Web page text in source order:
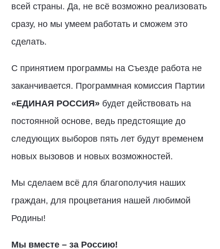
всей страны. Да, не всё возможно реализовать
сразу, но мы умеем работать и сможем это
сделать.
С принятием программы на Съезде работа не
заканчивается. Программная комиссия Партии
«ЕДИНАЯ РОССИЯ» будет действовать на
постоянной основе, ведь предстоящие до
следующих выборов пять лет будут временем
новых вызовов и новых возможностей.
Мы сделаем всё для благополучия наших
граждан, для процветания нашей любимой
Родины!
Мы вместе – за Россию!